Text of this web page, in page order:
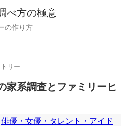
べ方の極意
の作り方
リー
家系調査とファミリーヒ
俳優・女優・タレント・アイド